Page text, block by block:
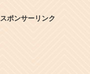
スポンサーリンク